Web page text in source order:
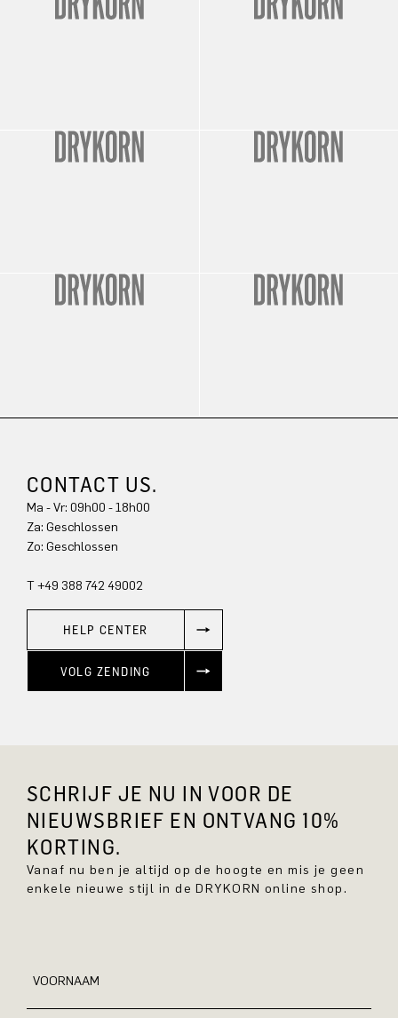
CONTACT US.
Ma - Vr: 09h00 - 18h00
Za: Geschlossen
Zo: Geschlossen
T +49 388 742 49002
HELP CENTER
VOLG ZENDING
SCHRIJF JE NU IN VOOR DE
NIEUWSBRIEF EN ONTVANG 10%
KORTING.
Vanaf nu ben je altijd op de hoogte en mis je geen
enkele nieuwe stijl in de DRYKORN online shop.
VOORNAAM